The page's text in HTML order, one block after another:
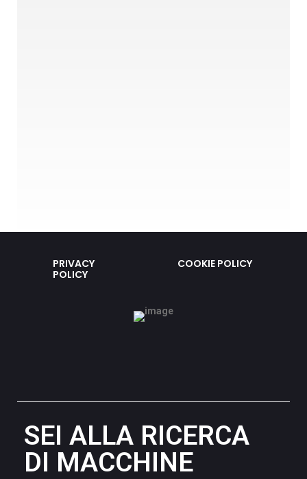
PRIVACY
POLICY
COOKIE POLICY
SEI ALLA RICERCA
DI MACCHINE